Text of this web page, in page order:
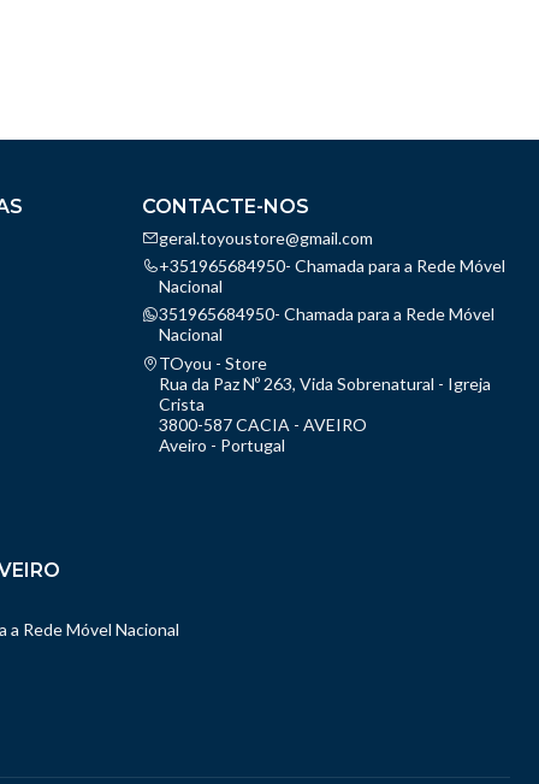
CONTACTE-NOS
geral.toyoustore@gmail.com
+351965684950- Chamada para a Rede Móvel
Nacional
351965684950- Chamada para a Rede Móvel
Nacional
TOyou - Store
Rua da Paz Nº 263, Vida Sobrenatural - Igreja
Crista
3800-587 CACIA - AVEIRO
Aveiro - Portugal
a Rede Móvel Nacional